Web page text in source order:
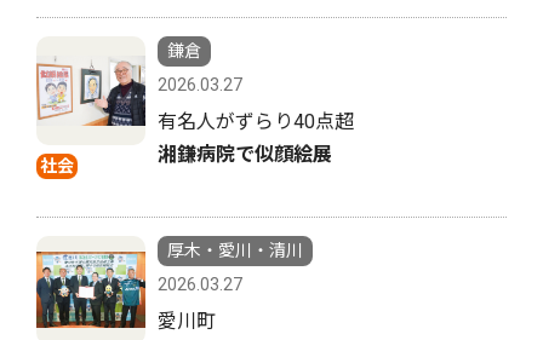
社会
鎌倉
2026.03.27
有名人がずらり40点超
湘鎌病院で似顔絵展
厚木・愛川・清川
2026.03.27
愛川町